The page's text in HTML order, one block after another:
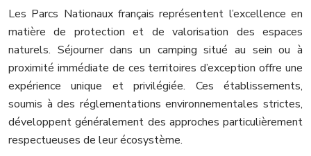
Les Parcs Nationaux français représentent l’excellence en
matière de protection et de valorisation des espaces
naturels. Séjourner dans un camping situé au sein ou à
proximité immédiate de ces territoires d’exception offre une
expérience unique et privilégiée. Ces établissements,
soumis à des réglementations environnementales strictes,
développent généralement des approches particulièrement
respectueuses de leur écosystème.